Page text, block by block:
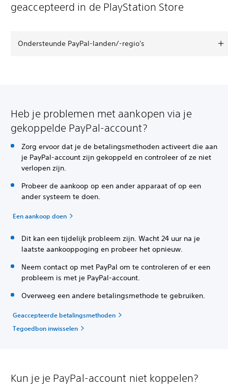
geaccepteerd in de PlayStation Store
Ondersteunde PayPal-landen/-regio's
Heb je problemen met aankopen via je
gekoppelde PayPal-account?
Zorg ervoor dat je de betalingsmethoden activeert die aan
je PayPal-account zijn gekoppeld en controleer of ze niet
verlopen zijn.
Probeer de aankoop op een ander apparaat of op een
ander systeem te doen.
Een aankoop doen
Dit kan een tijdelijk probleem zijn. Wacht 24 uur na je
laatste aankooppoging en probeer het opnieuw.
Neem contact op met PayPal om te controleren of er een
probleem is met je PayPal-account.
Overweeg een andere betalingsmethode te gebruiken.
Geaccepteerde betalingsmethoden
Tegoedbon inwisselen
Kun je je PayPal-account niet koppelen?